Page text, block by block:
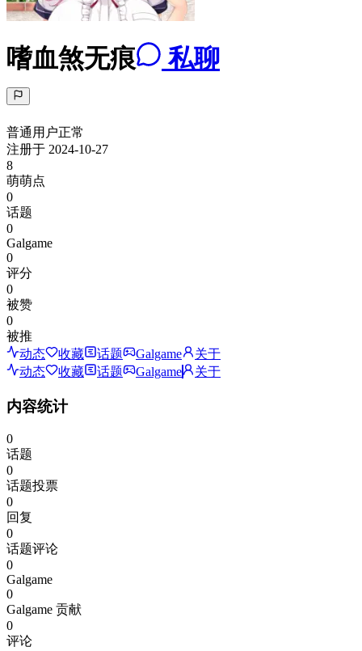
嗜血煞无痕 私聊
普通用户正常
注册于 2024-10-27
8
萌萌点
0
话题
0
Galgame
0
评分
0
被赞
0
被推
动态
收藏 话题 Galgame
关于
动态
收藏 话题 Galgame 关于
内容统计
0
话题
0
话题投票
0
回复
0
话题评论
0
Galgame
0
Galgame 贡献
0
评论